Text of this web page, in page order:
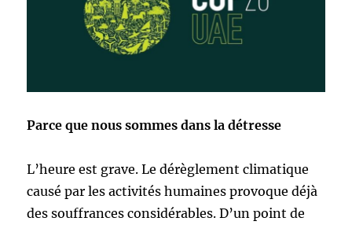
Parce que nous sommes dans la détresse
L’heure est grave. Le dérèglement climatique
causé par les activités humaines provoque déjà
des souffrances considérables. D’un point de